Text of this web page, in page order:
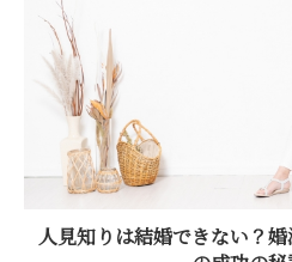
人見知りは結婚できない？